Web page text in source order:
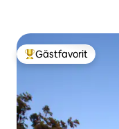
Populär gästfavorit
Gästfavorit